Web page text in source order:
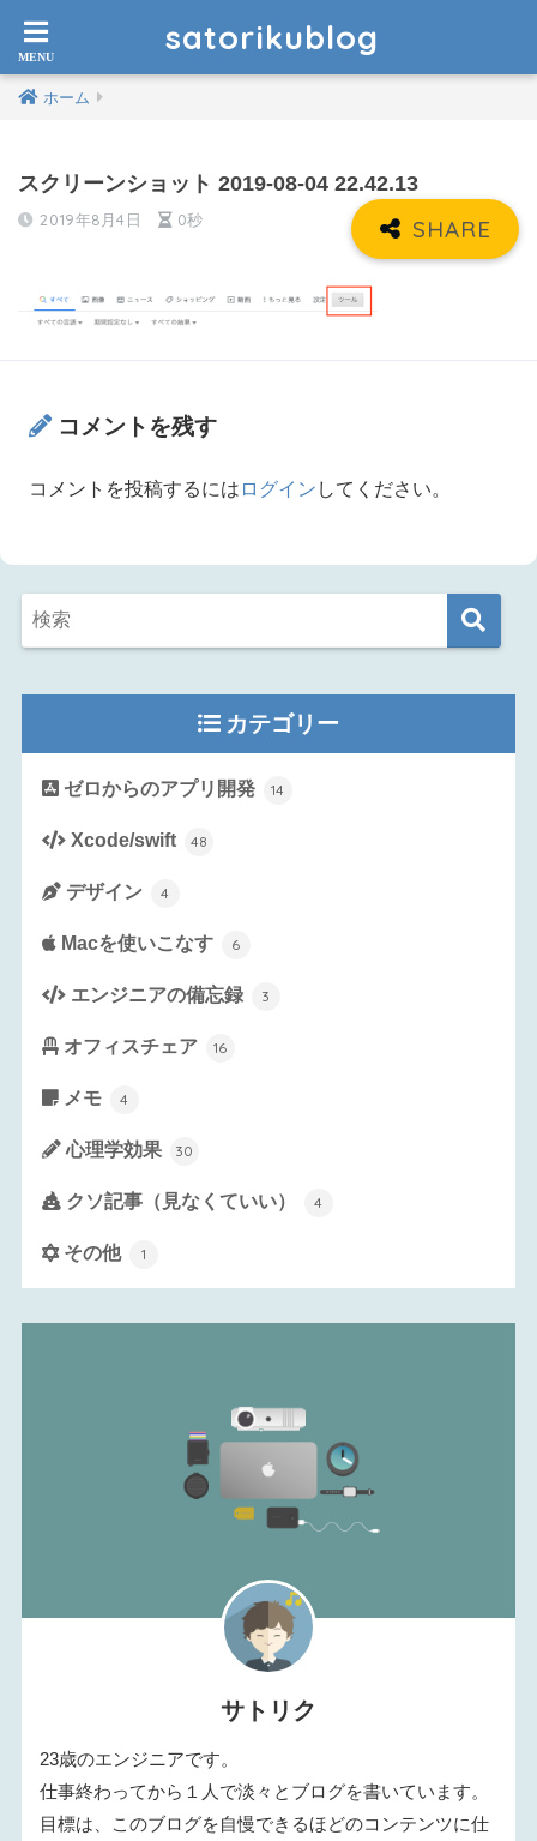
satorikublog
ホーム
スクリーンショット 2019-08-04 22.42.13
2019年8月4日 0秒
コメントを残す
コメントを投稿するには ログイン してください。
カテゴリー
ゼロからのアプリ開発 14
Xcode/swift 48
デザイン 4
Macを使いこなす 6
エンジニアの備忘録 3
オフィスチェア 16
メモ 4
心理学効果 30
クソ記事（見なくていい） 4
その他 1
サトリク
23歳のエンジニアです。
仕事終わってから１人で淡々とブログを書いています。
目標は、このブログを自慢できるほどのコンテンツに仕